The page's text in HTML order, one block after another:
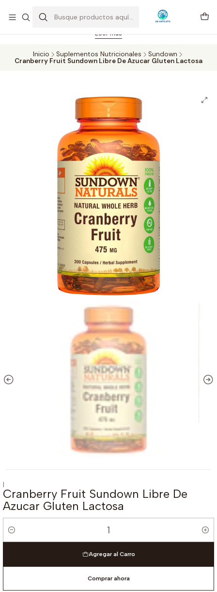
Feriado 21-05-2026 atención hasta las 14 hrs. Envío GRATIS mismo
día solo área Metropolitana Santiago por compras desde CLP 39.900.
Pedidos hasta 16 hrs., sábados y domingos hasta 14 hrs.
Leer más
Inicio Suplementos Nutricionales
Sundown
Cranberry Fruit Sundown Libre De Azucar Gluten Lactosa
|
Cranberry Fruit Sundown Libre De
Azucar Gluten Lactosa
Cantidad
Agregar al Carro
Comprar ahora